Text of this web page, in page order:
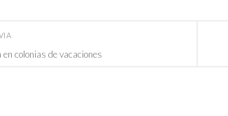
colonias de vacaciones